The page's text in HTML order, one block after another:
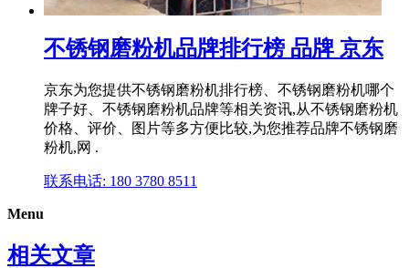
不锈钢磨粉机品牌排行榜 品牌 京东
京东为您提供不锈钢磨粉机排行榜、不锈钢磨粉机哪个
牌子好、不锈钢磨粉机品牌等相关资讯,从不锈钢磨粉机
价格、评价、图片等多方便比较,为您推荐品牌不锈钢磨
粉机,网 .
联系电话: 180 3780 8511
Menu
相关文章